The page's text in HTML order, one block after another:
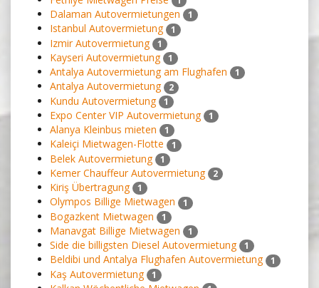
Dalaman Autovermietungen 1
Istanbul Autovermietung 1
Izmir Autovermietung 1
Kayseri Autovermietung 1
Antalya Autovermietung am Flughafen 1
Antalya Autovermietung 2
Kundu Autovermietung 1
Expo Center VIP Autovermietung 1
Alanya Kleinbus mieten 1
Kaleiçi Mietwagen-Flotte 1
Belek Autovermietung 1
Kemer Chauffeur Autovermietung 2
Kiriş Übertragung 1
Olympos Billige Mietwagen 1
Bogazkent Mietwagen 1
Manavgat Billige Mietwagen 1
Side die billigsten Diesel Autovermietung 1
Beldibi und Antalya Flughafen Autovermietung 1
Kaş Autovermietung 1